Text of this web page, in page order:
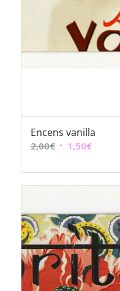
Encens vanilla
2,00€ Le
initial
1,50€Le
actuel